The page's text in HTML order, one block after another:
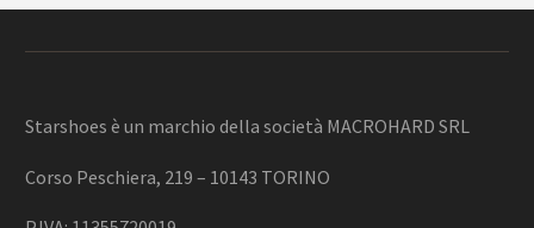
Starshoes è un marchio della società MACROHARD SRL
Corso Peschiera, 219 – 10143 TORINO